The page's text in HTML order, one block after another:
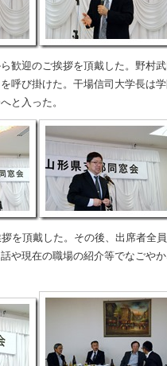
歓迎のご挨拶を頂戴した。野村武
呼び掛けた。干場信司大学長は学
と入った。
を頂戴した。その後、出席者全
や現在の職場の紹介等でなごや